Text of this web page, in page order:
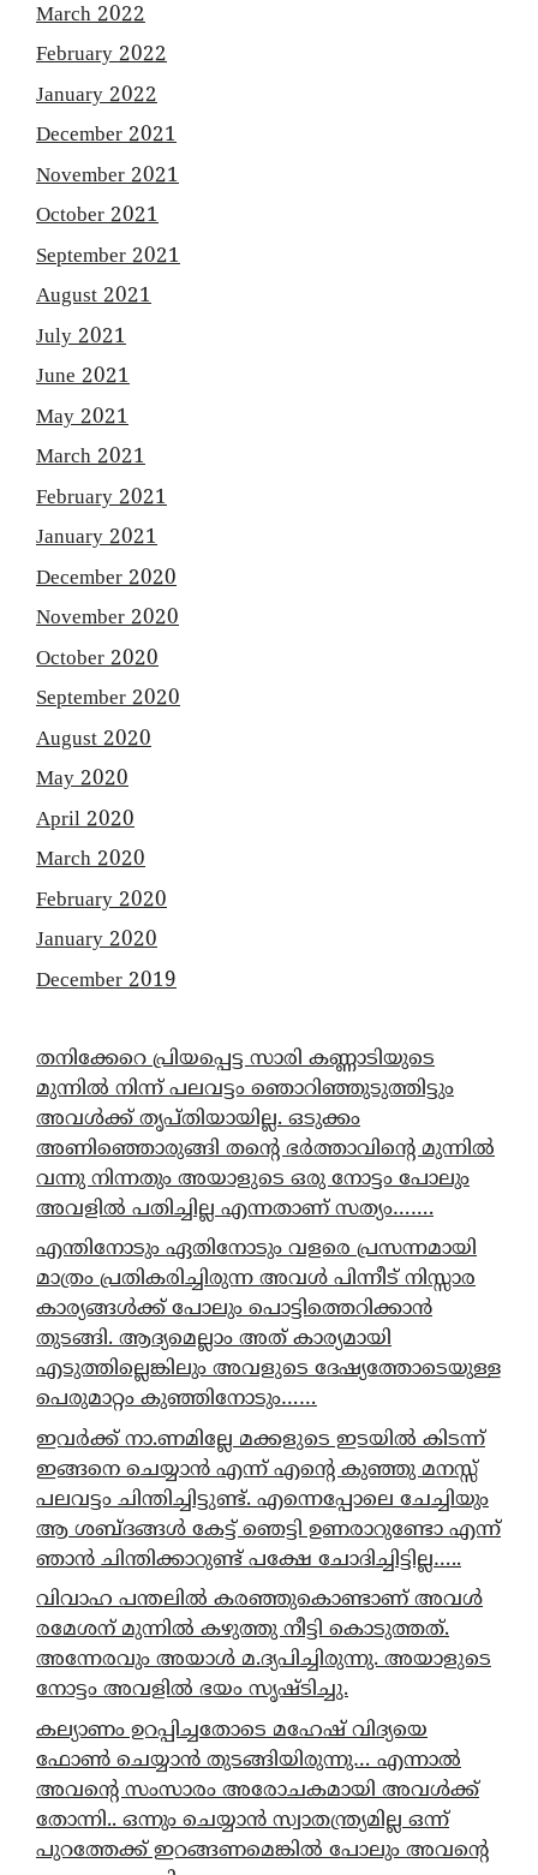
March 2022
February 2022
January 2022
December 2021
November 2021
October 2021
September 2021
August 2021
July 2021
June 2021
May 2021
March 2021
February 2021
January 2021
December 2020
November 2020
October 2020
September 2020
August 2020
May 2020
April 2020
March 2020
February 2020
January 2020
December 2019
തനിക്കേറെ പ്രിയപ്പെട്ട സാരി കണ്ണാടിയുടെ
മുന്നിൽ നിന്ന് പലവട്ടം ഞൊറിഞ്ഞുടുത്തിട്ടും
അവൾക്ക് തൃപ്തിയായില്ല. ഒടുക്കം
അണിഞ്ഞൊരുങ്ങി തന്റെ ഭർത്താവിന്റെ മുന്നിൽ
വന്നു നിന്നതും അയാളുടെ ഒരു നോട്ടം പോലും
അവളിൽ പതിച്ചില്ല എന്നതാണ് സത്യം…….
എന്തിനോടും ഏതിനോടും വളരെ പ്രസന്നമായി
മാത്രം പ്രതികരിച്ചിരുന്ന അവൾ പിന്നീട് നിസ്സാര
കാര്യങ്ങൾക്ക് പോലും പൊട്ടിത്തെറിക്കാൻ
തുടങ്ങി. ആദ്യമെല്ലാം അത് കാര്യമായി
എടുത്തില്ലെങ്കിലും അവളുടെ ദേഷ്യത്തോടെയുള്ള
പെരുമാറ്റം കുഞ്ഞിനോടും……
ഇവർക്ക് നാ.ണമില്ലേ മക്കളുടെ ഇടയിൽ കിടന്ന്
ഇങ്ങനെ ചെയ്യാൻ എന്ന് എന്റെ കുഞ്ഞു മനസ്സ്
പലവട്ടം ചിന്തിച്ചിട്ടുണ്ട്. എന്നെപ്പോലെ ചേച്ചിയും
ആ ശബ്ദങ്ങൾ കേട്ട് ഞെട്ടി ഉണരാറുണ്ടോ എന്ന്
ഞാൻ ചിന്തിക്കാറുണ്ട് പക്ഷേ ചോദിച്ചിട്ടില്ല…..
വിവാഹ പന്തലിൽ കരഞ്ഞുകൊണ്ടാണ് അവൾ
രമേശന് മുന്നിൽ കഴുത്തു നീട്ടി കൊടുത്തത്.
അന്നേരവും അയാൾ മ.ദ്യപിച്ചിരുന്നു. അയാളുടെ
നോട്ടം അവളിൽ ഭയം സൃഷ്ടിച്ചു.
കല്യാണം ഉറപ്പിച്ചതോടെ മഹേഷ് വിദ്യയെ
ഫോൺ ചെയ്യാൻ തുടങ്ങിയിരുന്നു… എന്നാൽ
അവന്റെ സംസാരം അരോചകമായി അവൾക്ക്
തോന്നി.. ഒന്നും ചെയ്യാൻ സ്വാതന്ത്ര്യമില്ല ഒന്ന്
പുറത്തേക്ക് ഇറങ്ങണമെങ്കിൽ പോലും അവന്റെ